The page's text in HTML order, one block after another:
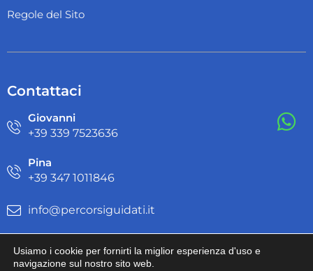
Regole del Sito
Contattaci
Giovanni
+39 ‭339 7523636‬
Pina
+39 ‭347 1011846‬
info@percorsiguidati.it
Usiamo i cookie per fornirti la miglior esperienza d'uso e
navigazione sul nostro sito web.